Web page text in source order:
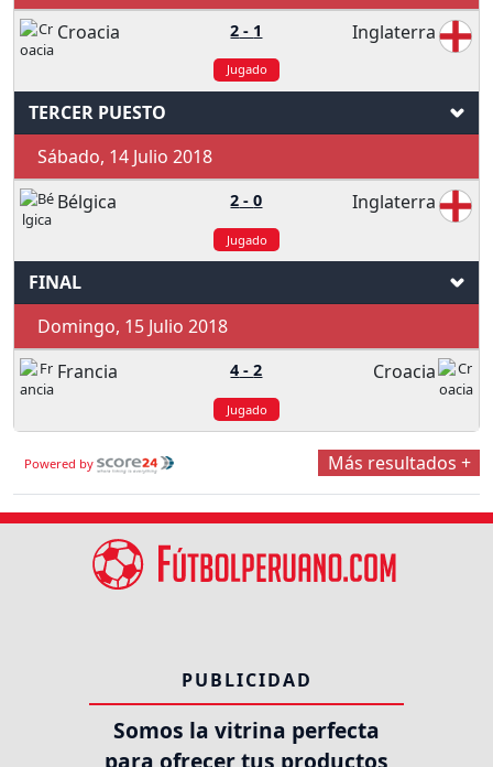
Croacia
2 - 1 Inglaterra
Jugado
TERCER PUESTO
Sábado, 14 Julio 2018
Bélgica
2 -0 Inglaterra
Jugado
FINAL
Domingo, 15 Julio 2018
Francia
4 -2 Croacia
Jugado
Powered by Más resultados +
PUBLICIDAD
Somos la vitrina perfecta
para ofrecer tus productos